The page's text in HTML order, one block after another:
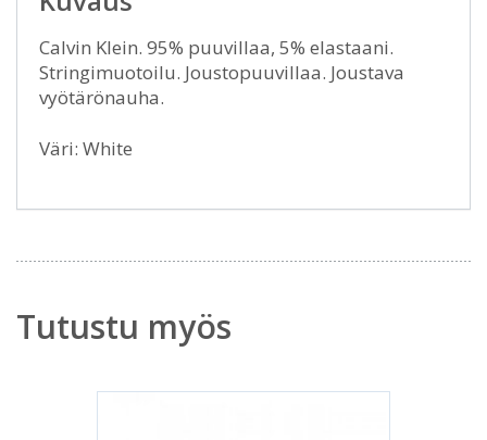
Calvin Klein. 95% puuvillaa, 5% elastaani.
Stringimuotoilu. Joustopuuvillaa. Joustava
vyötärönauha.
Väri: White
Tutustu myös